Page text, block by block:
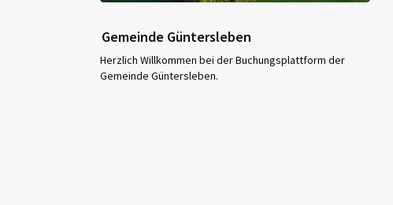
Gemeinde Güntersleben
Herzlich Willkommen bei der Buchungsplattform der
Gemeinde Güntersleben.